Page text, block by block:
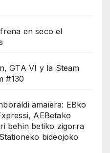
en seco el
GTA VI y la Steam
#130
amaiera: EBko
AEBetako
behin betiko zigorra
bideojoko